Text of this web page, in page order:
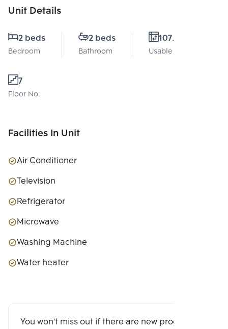
Unit Details
2 beds
Bedroom
2 beds
Bathroom
107.99 Sq.m.
Usable area
7
Floor No.
Facilities In Unit
Air Conditioner
Television
Refrigerator
Microwave
Washing Machine
Water heater
You won't miss out if there are new program